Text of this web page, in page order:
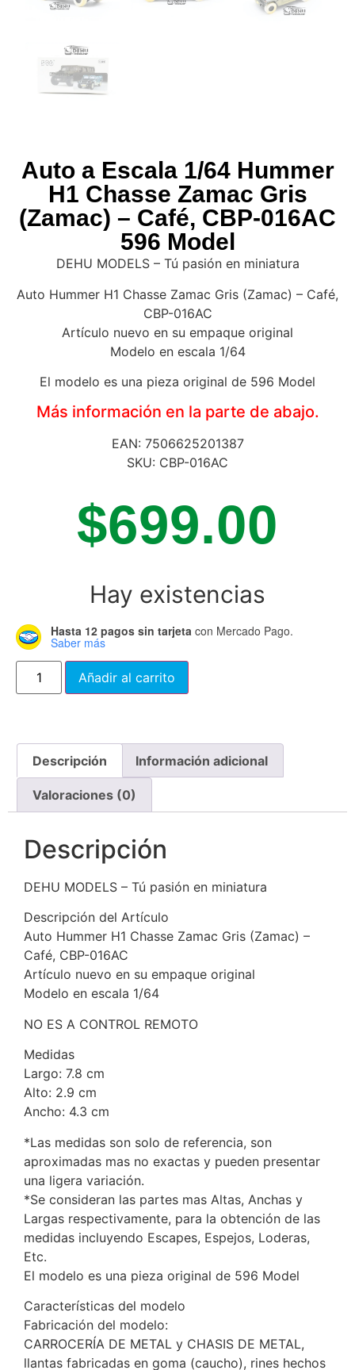
Auto a Escala 1/64 Hummer
H1 Chasse Zamac Gris
(Zamac) – Café, CBP-016AC
596 Model
DEHU MODELS – Tú pasión en miniatura
Auto Hummer H1 Chasse Zamac Gris (Zamac) – Café,
CBP-016AC
Artículo nuevo en su empaque original
Modelo en escala 1/64
El modelo es una pieza original de 596 Model
Más información en la parte de abajo.
EAN: 7506625201387
SKU: CBP-016AC
$699.00
Hay existencias
Hasta 12 pagos sin tarjeta con Mercado Pago.
Saber más
Añadir al carrito
Descripción Información adicional
Valoraciones (0)
Descripción
DEHU MODELS – Tú pasión en miniatura
Descripción del Artículo
Auto Hummer H1 Chasse Zamac Gris (Zamac) –
Café, CBP-016AC
Artículo nuevo en su empaque original
Modelo en escala 1/64
NO ES A CONTROL REMOTO
Medidas
Largo: 7.8 cm
Alto: 2.9 cm
Ancho: 4.3 cm
*Las medidas son solo de referencia, son
aproximadas mas no exactas y pueden presentar
una ligera variación.
*Se consideran las partes mas Altas, Anchas y
Largas respectivamente, para la obtención de las
medidas incluyendo Escapes, Espejos, Loderas,
Etc.
El modelo es una pieza original de 596 Model
Características del modelo
Fabricación del modelo:
CARROCERÍA DE METAL y CHASIS DE METAL,
llantas fabricadas en goma (caucho), rines hechos